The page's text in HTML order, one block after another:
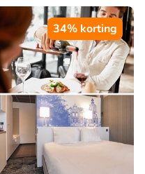
34% korting